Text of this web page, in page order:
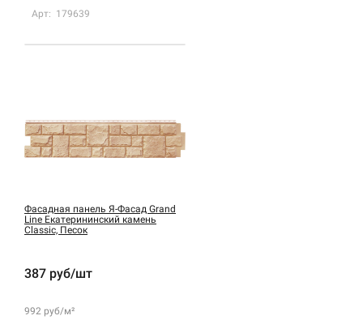
Арт: 179639
Фасадная панель Я-Фасад Grand
Line Екатерининский камень
Classic, Песок
387 руб/шт
992 руб/м²